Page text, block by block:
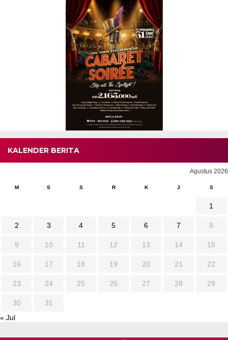
KALENDER BERITA
Agustus 2026
M S S R K J S
1
2 3 4 5 6 7 8
9 10 11 12 13 14 15
16 17 18 19 20 21 22
23 24 25 26 27 28 29
30
31
« Jul